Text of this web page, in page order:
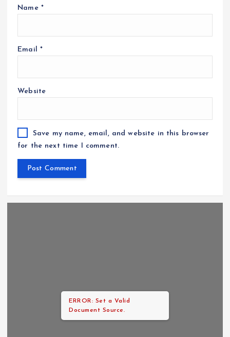
Name *
Email *
Website
Save my name, email, and website in this browser
for the next time I comment.
ERROR: Set a Valid
Document Source.